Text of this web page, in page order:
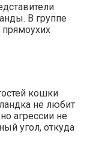
В группе
кошки
не любит
агрессии не
угол, откуда